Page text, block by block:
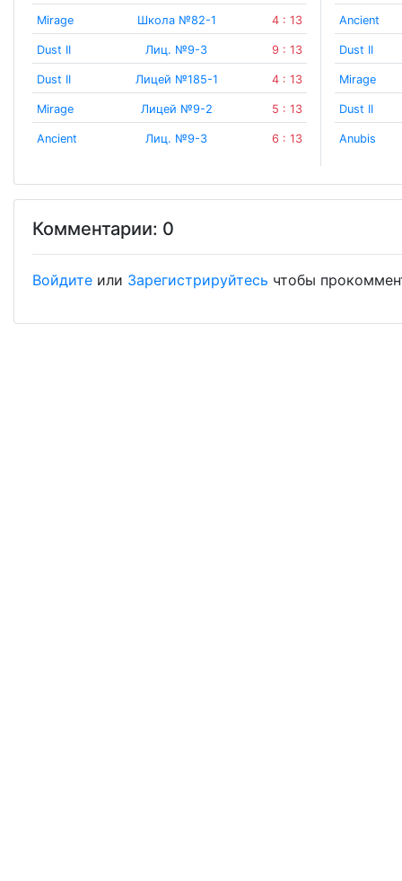
Mirage Школа №82-1 4 : 13
Dust II Лиц. №9-3 9 : 13
Dust II Лицей №185-1 4 : 13
Mirage Лицей №9-2 5 : 13
Ancient Лиц. №9-3 6 : 13
Ancient
Dust II
Mirage
Dust II
Anubis
Комментарии: 0
Войдите или Зарегистрируйтесь чтобы